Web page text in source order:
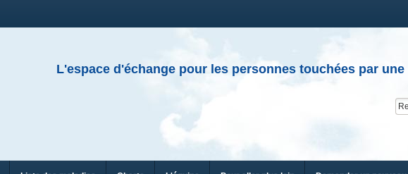
L'espace d'échange pour les personnes touchées par une